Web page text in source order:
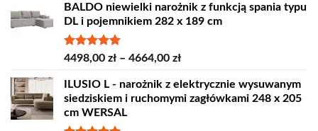
od
4389,00 zł
4809,00 zł
BALDO niewielki narożnik z funkcją spania typu
DL i pojemnikiem 282 x 189 cm
Oceniono
4498,00 zł – 4664,00 złZakres
od
4498,00 zł
ILUSIO L - narożnik z elektrycznie wysuwanym
siedziskiem i ruchomymi zagłówkami 248 x 205
cm WERSAL